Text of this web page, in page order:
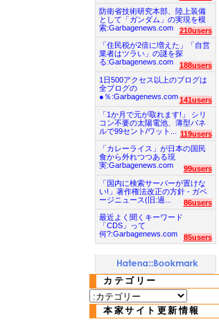
防衛省技術研究本部、陸上装備
として「ガンダム」の実現を模
索:Garbagenews.com
210users
「住民税が2倍に増えた」「自営
業者はツラい」の謎を探
る:Garbagenews.com
188users
1日500アクセス以上のブログは
全ブログの
●％:Garbagenews.com 141users
「1か月で元が取れます!」 シリ
コン不要の太陽電池、薄型パネ
ルで99セント/ワット...
119users
「カレーライス」が日本の国民
食から外れつつある現
実:Garbagenews.com
99users
「国内に検索サーバーが置けな
い!」著作権法改正の方針 - ガベ
ージニュース(旧:過...
86users
最近よく聞くキーワード
「CDS」って
何?:Garbagenews.com
85users
カテゴリー
本家サイト更新情報